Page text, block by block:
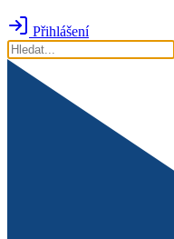
Přihlášení